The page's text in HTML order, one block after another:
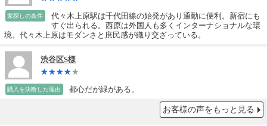
家探しの条件
代々木上原駅は千代田線の始発があり通勤に便利。新宿にも
すぐ出られる。西原は外国人も多くインターナショナルな環
境。代々木上原はモダンさと庶民感が織り交ざっている。
渋谷区S様
購入を決断した理由 都心だが緑がある。
お客様の声をもっと見る